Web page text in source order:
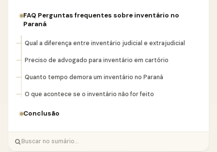
FAQ Perguntas frequentes sobre inventário no
Paraná
Qual a diferença entre inventário judicial e extrajudicial
Preciso de advogado para inventário em cartório
Quanto tempo demora um inventário no Paraná
O que acontece se o inventário não for feito
Conclusão